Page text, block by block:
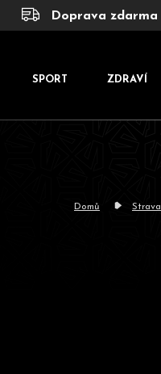
Přejít
Doprava zdarma
SPORT ZDRAVÍ
Domů Strava
o